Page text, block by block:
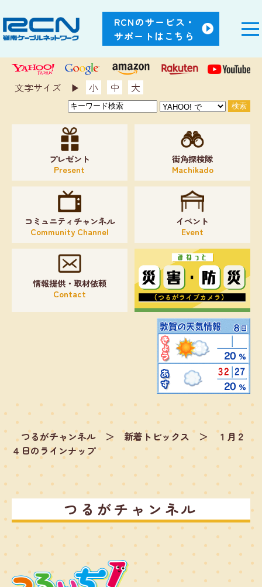
RCNのサービス・
サポートはこちら
文字サイズ ▶︎ 小 中 大
プレゼント
Present
街角探検隊
Machikado
コミュニティチャンネル
Community Channel
イベント
Event
情報提供・取材依頼
Contact
つるがチャンネル ＞ 新着トピックス ＞
１月２
４日のラインナップ
つるがチャンネル